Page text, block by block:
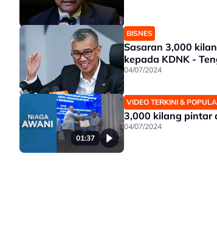
BISNES
Sasaran 3,000
kepada KDNK -
04/07/2024
01:37
VIDEO TERKINI &
3,000 kilang pintar
04/07/2024